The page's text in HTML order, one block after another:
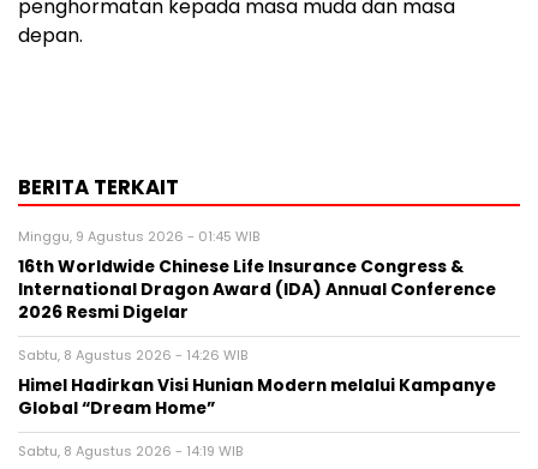
penghormatan kepada masa muda dan masa
depan.
BERITA TERKAIT
Minggu, 9 Agustus 2026 - 01:45 WIB
16th Worldwide Chinese Life Insurance Congress &
International Dragon Award (IDA) Annual Conference
2026 Resmi Digelar
Sabtu, 8 Agustus 2026 - 14:26 WIB
Himel Hadirkan Visi Hunian Modern melalui Kampanye
Global “Dream Home”
Sabtu, 8 Agustus 2026 - 14:19 WIB